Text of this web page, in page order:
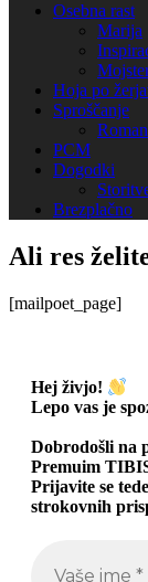
Osebna rast
Marija
Hoja po
Sproščanje
Roman
PCM
Dogodki
Brezplačno
Ali res
[mailpoet_page]
Hej živjo!
Lepo vas je
Dobrodošli na
Premuim
Prijavite se
strokovnih